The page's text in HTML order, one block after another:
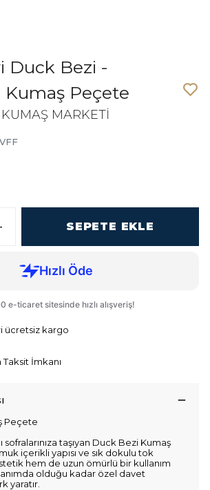
Duck Bezi -
Peçete
MARKETİ
SEPETE EKLE
ücretsiz kargo
Taksit İmkanı
Peçete
sofralarınıza taşıyan Duck Bezi Kumaş
içerikli yapısı ve sık dokulu tok
hem de uzun ömürlü bir kullanım
olduğu kadar özel davet
yaratır.